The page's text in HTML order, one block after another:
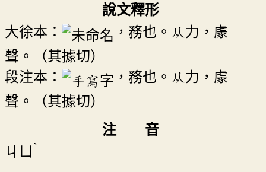
說文釋形
大徐本：
，務也。从力，豦
聲。（其據切）
段注本：
，務也。从力，豦
聲。（其據切）
注 音
ㄐㄩ ˋ